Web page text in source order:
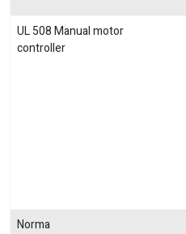
UL 508 Manual motor
controller
Norma